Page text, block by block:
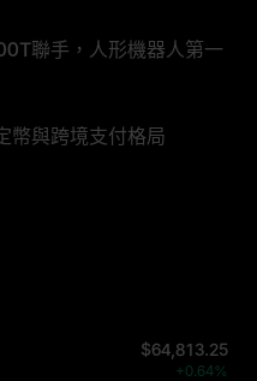
聯手，人形機器人第一
幣與跨境支付格局
$64,813.25
+0.64%